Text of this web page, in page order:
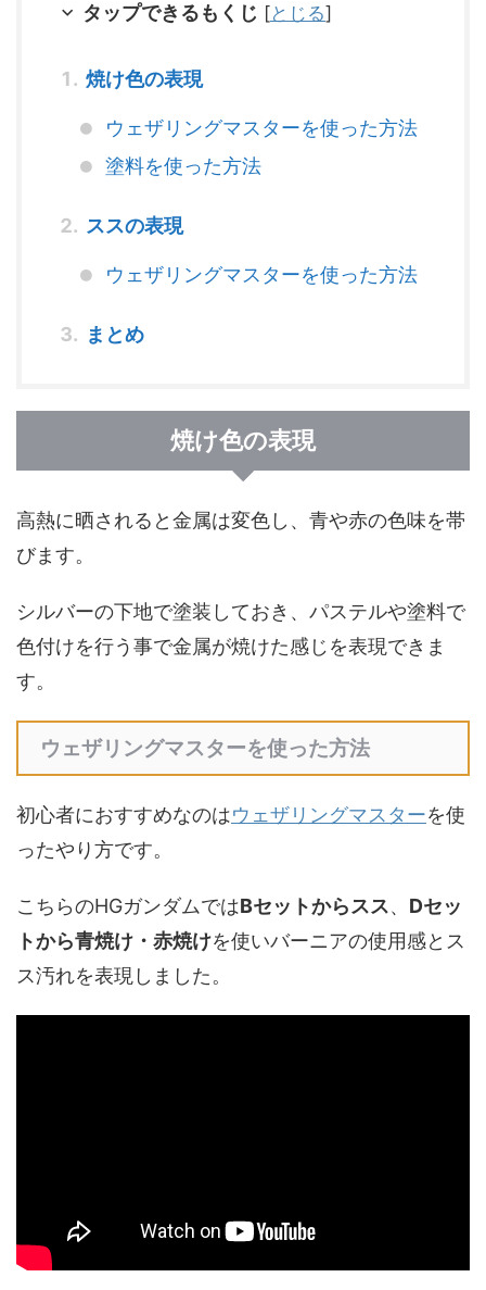
タップできるもくじ [とじる]
焼け色の表現
ウェザリングマスターを使った方法
塗料を使った方法
ススの表現
ウェザリングマスターを使った方法
まとめ
焼け色の表現
高熱に晒されると金属は変色し、青や赤の色味を帯
びます。
シルバーの下地で塗装しておき、パステルや塗料で
色付けを行う事で金属が焼けた感じを表現できま
す。
ウェザリングマスターを使った方法
初心者におすすめなのはウェザリングマスターを使
ったやり方です。
こちらのHGガンダムではBセットからスス、 Dセッ
トから青焼け・赤焼けを使いバーニアの使用感とス
ス汚れを表現しました。